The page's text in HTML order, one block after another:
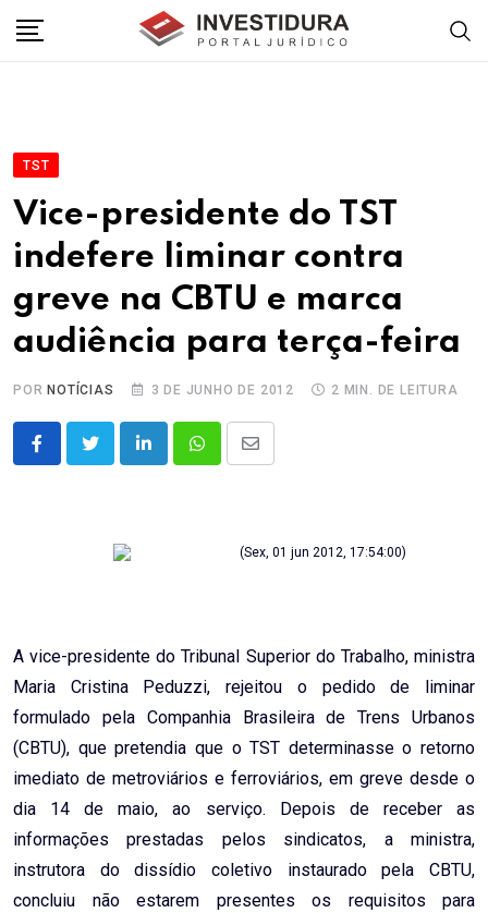
TST
Vice-presidente do TST
indefere liminar contra
greve na CBTU e marca
audiência para terça-feira
POR NOTÍCIAS 3 DE JUNHO DE 2012 2 MIN. DE LEITURA
LinkedInWhatsappShare
(Sex, 01 jun 2012, 17:54:00)
A vice-presidente do Tribunal Superior do Trabalho, ministra
Maria Cristina Peduzzi, rejeitou o pedido de liminar
formulado pela Companhia Brasileira de Trens Urbanos
(CBTU), que pretendia que o TST determinasse o retorno
imediato de metroviários e ferroviários, em greve desde o
dia 14 de maio, ao serviço. Depois de receber as
informações prestadas pelos sindicatos, a ministra,
instrutora do dissídio coletivo instaurado pela CBTU,
concluiu não estarem presentes os requisitos para